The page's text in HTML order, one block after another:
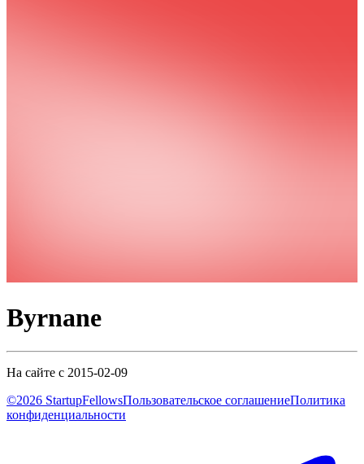
Byrnane
На сайте с 2015-02-09
©2026 StartupFellowsПользовательское соглашениеПолитика
конфиденциальности